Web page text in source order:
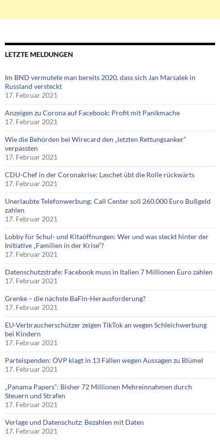
LETZTE MELDUNGEN
Im BND vermutete man bereits 2020, dass sich Jan Marsalek in
Russland versteckt
17. Februar 2021
Anzeigen zu Corona auf Facebook: Profit mit Panikmache
17. Februar 2021
Wie die Behörden bei Wirecard den „letzten Rettungsanker“
verpassten
17. Februar 2021
CDU-Chef in der Coronakrise: Laschet übt die Rolle rückwärts
17. Februar 2021
Unerlaubte Telefonwerbung: Call Center soll 260.000 Euro Bußgeld
zahlen
17. Februar 2021
Lobby für Schul- und Kitaöffnungen: Wer und was steckt hinter der
Initiative „Familien in der Krise“?
17. Februar 2021
Datenschutzstrafe: Facebook muss in Italien 7 Millionen Euro zahlen
17. Februar 2021
Grenke – die nächste BaFin-Herausforderung?
17. Februar 2021
EU-Verbraucherschützer zeigen TikTok an wegen Schleichwerbung
bei Kindern
17. Februar 2021
Parteispenden: ÖVP klagt in 13 Fällen wegen Aussagen zu Blümel
17. Februar 2021
„Panama Papers“: Bisher 72 Millionen Mehreinnahmen durch
Steuern und Strafen
17. Februar 2021
Verlage und Datenschutz: Bezahlen mit Daten
17. Februar 2021